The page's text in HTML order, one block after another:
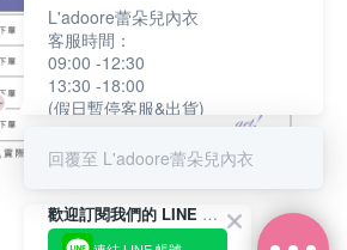
歡迎訂閱我們的 LINE 官方帳號
L'adoore蕾朵兒內衣
客服時間：
09:00 -12:30
13:30 -18:00
(假日暫停客服&出貨)
回覆至 L'adoore蕾朵兒內衣